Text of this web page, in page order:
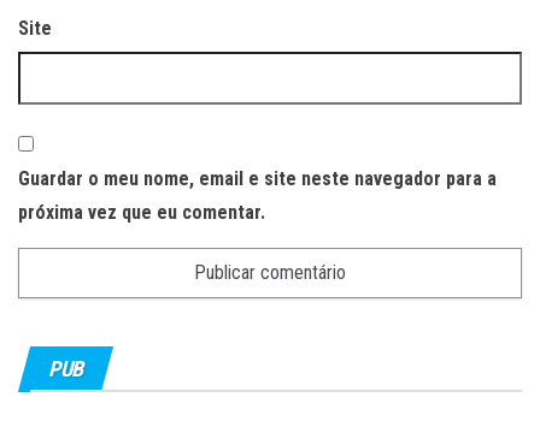
Site
Guardar o meu nome, email e site neste navegador para a
próxima vez que eu comentar.
PUB